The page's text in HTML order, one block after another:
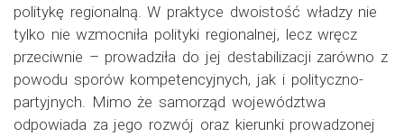
politykę regionalną. W praktyce dwoistość władzy nie
tylko nie wzmocniła polityki regionalnej, lecz wręcz
przeciwnie – prowadziła do jej destabilizacji zarówno z
powodu sporów kompetencyjnych, jak i polityczno-
partyjnych. Mimo że samorząd województwa
odpowiada za jego rozwój oraz kierunki prowadzonej